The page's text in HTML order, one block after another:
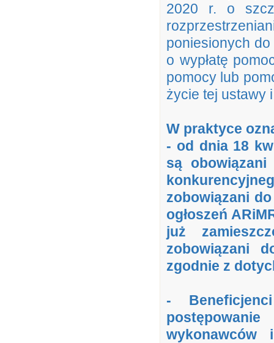
2020 r. o
poniesionych
o wypłatę
pomocy lub
życie tej ustawy
W praktyce
- od dnia 18
są
zobowiązani
ogłoszeń
już
zobowiązani
zgodnie z
-